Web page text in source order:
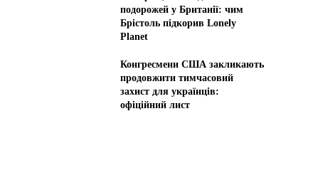
подорожей у Британії: чим
Брістоль підкорив Lonely
Planet
Конгресмени США закликають
продовжити тимчасовий
захист для українців:
офіційний лист